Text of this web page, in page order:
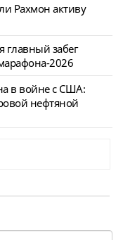
Рахмон активу
главный забег
2026
в войне с США:
нефтяной